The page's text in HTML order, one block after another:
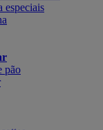
especiais
pão